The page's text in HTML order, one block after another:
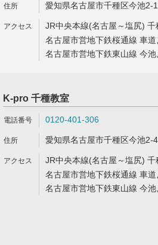
愛知県名古屋市千種区今池2-
JR中央本線(名古屋～塩尻)
名古屋市営地下鉄桜通線 車
名古屋市営地下鉄東山線 今
K-pro 千種教室
0120-401-306
愛知県名古屋市千種区今池2-
JR中央本線(名古屋～塩尻)
名古屋市営地下鉄桜通線 車
名古屋市営地下鉄東山線 今